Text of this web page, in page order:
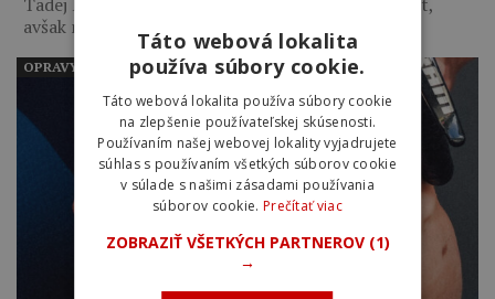
avšak našich…
OPRAVY A ÚDRŽBA
Táto webová lokalita
používa súbory cookie.
Táto webová lokalita používa súbory cookie
na zlepšenie používateľskej skúsenosti.
Používaním našej webovej lokality vyjadrujete
súhlas s používaním všetkých súborov cookie
v súlade s našimi zásadami používania
súborov cookie. Prečítať viac
ZOBRAZIŤ VŠETKÝCH PARTNEROV (1)
→